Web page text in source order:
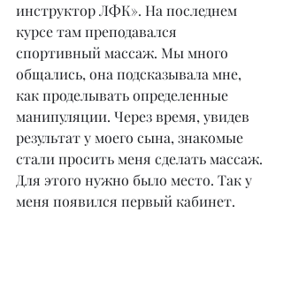
инструктор ЛФК». На последнем
курсе там преподавался
спортивный массаж. Мы много
общались, она подсказывала мне,
как проделывать определенные
манипуляции. Через время, увидев
результат у моего сына, знакомые
стали просить меня сделать массаж.
Для этого нужно было место. Так у
меня появился первый кабинет.